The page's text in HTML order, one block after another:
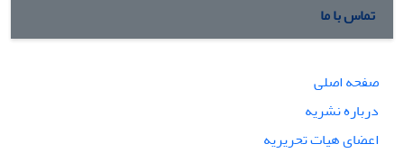
تماس با ما
صفحه اصلی
درباره نشریه
اعضای هیات تحریریه